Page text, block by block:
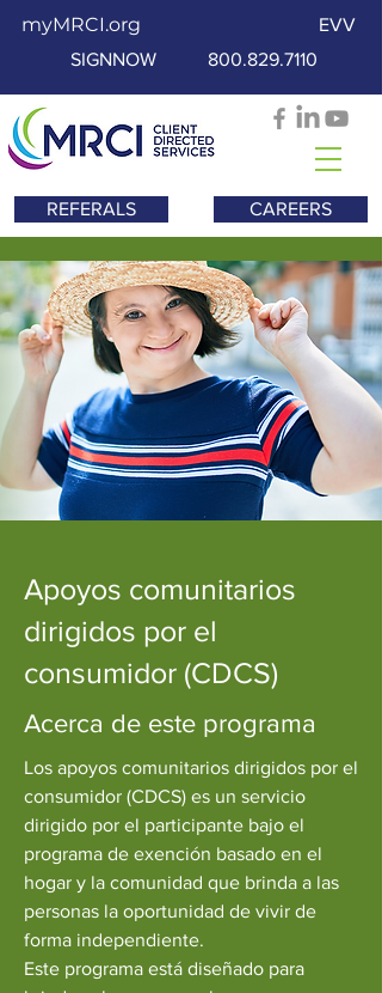
myMRCI.org
SIGNNOW
EVV
800.829.7110
CAREERS
REFERALS
Apoyos comunitarios
dirigidos por el
consumidor (CDCS)
Acerca de este programa
Los apoyos comunitarios dirigidos por el
consumidor (CDCS) es un servicio
dirigido por el participante bajo el
programa de exención basado en el
hogar y la comunidad que brinda a las
personas la oportunidad de vivir de
forma independiente.
Este programa está diseñado para